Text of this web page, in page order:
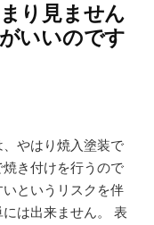
り見ません
いいのです
やはり焼入塗装で
き付けを行うので
というリスクを伴
は出来ません。 表